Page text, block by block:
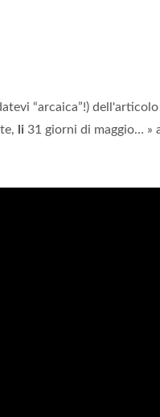
“arcaica”!) dell'articolo
li 31 giorni di maggio… »